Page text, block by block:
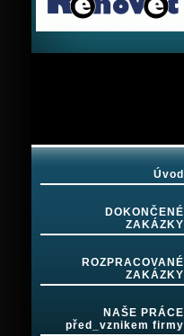
Úvod
DOKONČENÉ
ZAKÁZKY
ROZPRACOVANÉ
ZAKÁZKY
NAŠE PRÁCE
před_vznikem firmy